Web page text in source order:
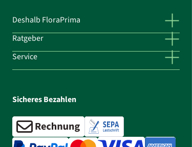
Deshalb FloraPrima
Ratgeber
Service
Sicheres Bezahlen